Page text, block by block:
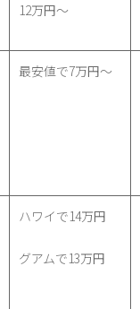
12万円～
最安値で7万円～
ハワイで14万円
グアムで13万円